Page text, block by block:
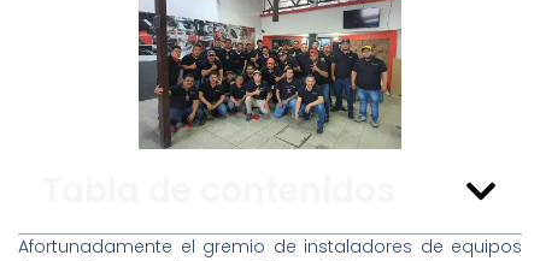
Afortunadamente el gremio de instaladores de equipos